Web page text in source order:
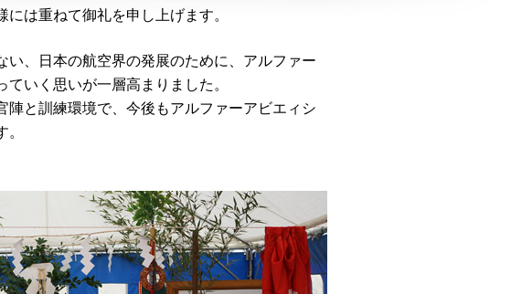
は重ねて御礼を申し上げます。
い、日本の航空界の発展のために、アルファー
いく思いが一層高まりました。
陣と訓練環境で、今後もアルファーアビエィシ